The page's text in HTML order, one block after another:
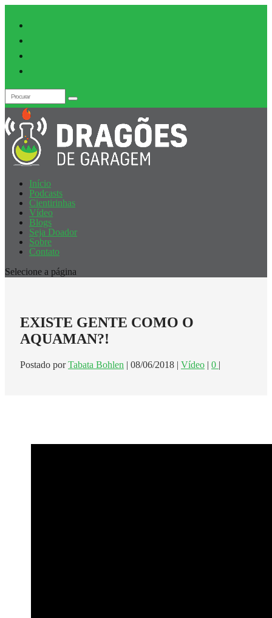
Início
Podcasts
Cientirinhas
Vídeo
Blogs
Seja Doador
Sobre
Contato
Selecione a página
EXISTE GENTE COMO O
AQUAMAN?!
Postado porTabata Bohlen | 08/06/2018 | Vídeo | 0 |